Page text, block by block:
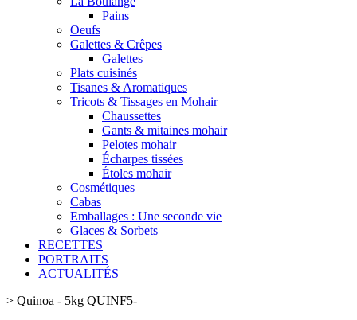
Pains
Oeufs
Galettes & Crêpes
Galettes
Plats cuisinés
Tisanes & Aromatiques
Tricots & Tissages en Mohair
Chaussettes
Gants & mitaines mohair
Pelotes mohair
Écharpes tissées
Étoles mohair
Cosmétiques
Cabas
Emballages : Une seconde vie
Glaces & Sorbets
RECETTES
PORTRAITS
ACTUALITÉS
> Quinoa - 5kg QUINF5-